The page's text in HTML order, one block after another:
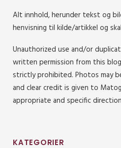
Alt innhold, herunder tekst og
henvisning til kilde/artikkel og
Unauthorized use and/or
written permission from this
strictly prohibited. Photos may
and clear credit is given to
appropriate and specific
KATEGORIER